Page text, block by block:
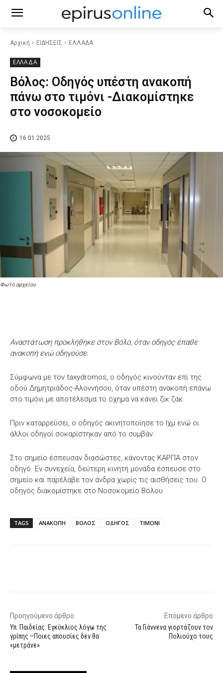
Αρχική ΕΙΔΗΣΕΙΣ ΕΛΛΑΔΑ
ΕΛΛΑΔΑ
Βόλος: Οδηγός υπέστη ανακοπή
πάνω στο τιμόνι -Διακομίστηκε
στο νοσοκομείο
16.01.2025
Φωτό αρχείου
Αναστάτωση προκλήθηκε στον Βόλο, όταν οδηγός έπαθε
ανακοπή ενώ οδηγούσε.
Σύμφωνα με τον taxydromos, ο οδηγός κινούνταν επί της
οδού Δημητριάδος-Αλοννήσου, όταν υπέστη ανακοπή επάνω
στο τιμόνι με αποτέλεσμα το όχημα να κάνει ζικ ζακ.
Πριν καταρρεύσει, ο οδηγός ακινητοποίησε το Ιχμ ενώ οι
άλλοι οδηγοί σοκαρίστηκαν από το συμβάν.
Στο σημείο έσπευσαν διασώστες, κάνοντας ΚΑΡΠΑ στον
οδηγό. Εν συνεχεία, δεύτερη κινητή μονάδα έσπευσε στο
σημείο και παρέλαβε τον άνδρα χωρίς τις αισθήσεις του. Ο
οδηγός διακομίστηκε στο Νοσοκομείο Βόλου.
TAGS ΑΝΑΚΟΠΗ ΒΟΛΟΣ ΟΔΗΓΟΣ ΤΙΜΟΝΙ
Προηγούμενο άρθρο
Υπ. Παιδείας: Εγκύκλιος λόγω της
γρίπης –Ποιες απουσίες δεν θα
«μετράνε»
Επόμενο άρθρο
Τα Γιάννενα γιορτάζουν τον
Πολιούχο τους